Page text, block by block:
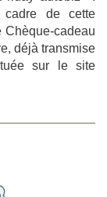
de cette
cadeau
déjà transmise
sur le site